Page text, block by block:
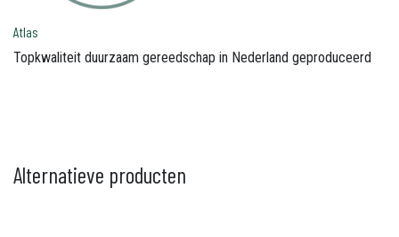
Atlas
Topkwaliteit duurzaam gereedschap in Nederland geproduceerd
Alternatieve producten